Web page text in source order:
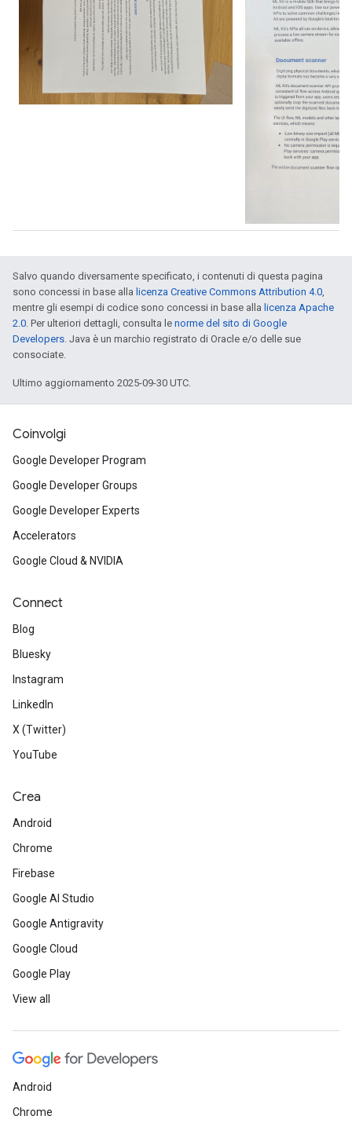
Salvo quando diversamente specificato, i contenuti di questa pagina
sono concessi in base alla licenza Creative Commons Attribution 4.0,
mentre gli esempi di codice sono concessi in base alla licenza Apache
2.0. Per ulteriori dettagli, consulta le norme del sito di Google
Developers. Java è un marchio registrato di Oracle e/o delle sue
consociate.
Ultimo aggiornamento 2025-09-30 UTC.
Coinvolgi
Google Developer Program
Google Developer Groups
Google Developer Experts
Accelerators
Google Cloud & NVIDIA
Connect
Blog
Bluesky
Instagram
LinkedIn
X (Twitter)
YouTube
Crea
Android
Chrome
Firebase
Google AI Studio
Google Antigravity
Google Cloud
Google Play
View all
Android
Chrome